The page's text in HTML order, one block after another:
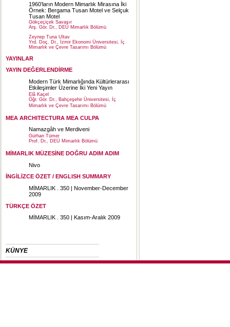
1960’ların Modern Mimarlık Mirasına İki
Örnek: Bergama Tusan Motel ve Selçuk
Tusan Motel
Gökçeçiçek Savaşır
Arş. Gör. Dr., DEÜ Mimarlık Bölümü
Zeynep Tuna Ultav
Yrd. Doç. Dr., İzmir Ekonomi Üniversitesi, İç
Mimarlık ve Çevre Tasarımı Bölümü
YAYINLAR
YAYIN DEĞERLENDİRME
Modern Türk Mimarlığında Kültürlerarası
Etkileşimler Üzerine İki Yeni Yayın
Elâ Kaçel
Öğr. Gör. Dr., Bahçeşehir Üniversitesi, İç
Mimarlık ve Çevre Tasarımı Bölümü
MEA ARCHITECTURA MEA CULPA
Namazgâh ve Merdiveni
Gürhan Tümer
Prof. Dr., DEÜ Mimarlık Bölümü
MİMARLIK MÜZESİNE DOĞRU ADIM ADIM
Nivo
İNGİLİZCE ÖZET / ENGLISH SUMMARY
MİMARLIK . 350 | November-December
2009
TÜRKÇE ÖZET
MİMARLIK . 350 | Kasım-Aralık 2009
KÜNYE